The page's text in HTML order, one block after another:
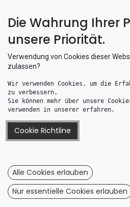
Beleuchtung ,Soundanlagen ,
und vieles mehr. Durch präzise
sichere Fixierung gewährleistet, die
Mit einerschwarzen
wirkt. Sie lässt sich schnell
stand und passt hervorragend zu
Jetskis oder dunklen Deckflächen.
Die Wahrung Ihrer
unsere Priorität.
Verwendung von Cookies dieser
zulassen?
Wir verwenden Cookies, um die
zu verbessern.
Sie können mehr über unsere
verwenden in unserer erfahren.
Cookie Richtline
Alle Cookies erlauben
Nur essentielle Cookies erlauben